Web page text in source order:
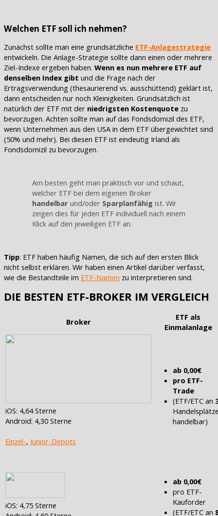
Welchen ETF soll ich nehmen?
Zunächst sollte man eine grundsätzliche ETF-Anlagestrategie
entwickeln. Die Anlage-Strategie sollte dann einen oder mehrere
Ziel-Indexe ergeben haben. Wenn es nun mehrere ETF auf
denselben Index gibt und die Frage nach der
Ertragsverwendung (thesaurierend vs. ausschüttend) geklärt ist,
dann entscheiden nur noch Kleinigkeiten. Grundsätzlich ist
natürlich der ETF mit der niedrigsten Kostenquote zu
bevorzugen. Achten sollte man auf das Fondsdomizil des ETF,
wenn Unternehmen aus den USA in dem ETF übergewichtet sind
(50% und mehr). Bei diesen ETF ist eindeutig Irland als
Fondsdomizil zu bevorzugen.
Am besten geht man praktisch vor und schaut,
welcher ETF bei dem eigenen Broker
handelbarund/oder Sparplanfähig ist. Wir
zeigen dies für jeden ETF individuell nach einem
Klick auf den jeweiligen ETF an.
Tipp: ETF haben häufig Namen, die sich auf den ersten Blick
nicht selbst erklären. Wir haben einen Artikel darüber verfasst,
wie die Bestandteile im ETF-Namen zu interpretieren sind.
DIE BESTEN ETF-BROKER IM VERGLEICH
Broker
ETF als
Einmalanlage
iOS: 4,64 Sterne
Android: 4,30 Sterne
Einzel-, Junior-Depots
ab 0,00€
pro ETF-
Trade
(ETF/ETC an
handelbar)
iOS: 4,75 Sterne
ab 0,00€
pro ETF-
Kauforder
(ETF/ETC an